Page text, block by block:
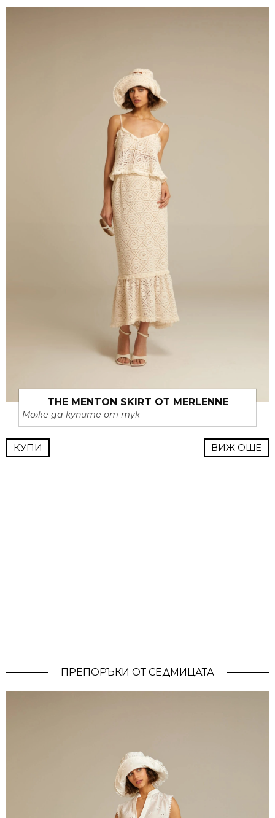
THE MENTON SKIRT ОТ MERLENNE
Може да купите от тук
КУПИ ВИЖ ОЩЕ
ПРЕПОРЪКИ ОТ СЕДМИЦАТА